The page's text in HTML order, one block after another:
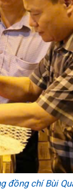
đồng chí Bùi